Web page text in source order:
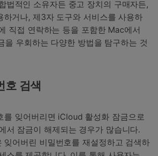
법적인 소유자든 중고 장치의 구매자든,
하거나, 제3자 도구와 서비스를 사용하
직접 연락하는 등을 포함한 Mac에서
을 우회하는 다양한 방법을 탐구하는 것
호 검색
를 잊어버리면 iCloud 활성화 잠금으로
서 잠금이 해제되는 경우가 많습니다.
잊어버린 비밀번호를 재설정하고 검색하